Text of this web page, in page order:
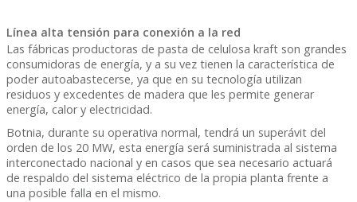
Línea alta tensión para conexión a la red
Las fábricas productoras de pasta de celulosa kraft son grandes
consumidoras de energía, y a su vez tienen la característica de
poder autoabastecerse, ya que en su tecnología utilizan
residuos y excedentes de madera que les permite generar
energía, calor y electricidad.
Botnia, durante su operativa normal, tendrá un superávit del
orden de los 20 MW, esta energía será suministrada al sistema
interconectado nacional y en casos que sea necesario actuará
de respaldo del sistema eléctrico de la propia planta frente a
una posible falla en el mismo.